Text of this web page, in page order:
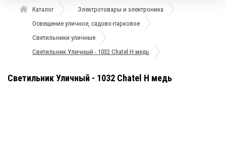
Каталог
Электротовары и электроника
Освещение уличное, садово-парковое
Светильники уличные
Светильник Уличный - 1032 Chatel H медь
Светильник Уличный - 1032 Chatel H медь